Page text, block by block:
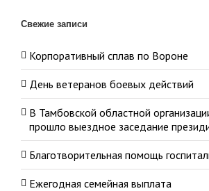
Свежие записи
Корпоративный сплав по Вороне
День ветеранов боевых действий
В Тамбовской областной
прошло выездное заседание
Благотворительная помощь
Ежегодная семейная выплата